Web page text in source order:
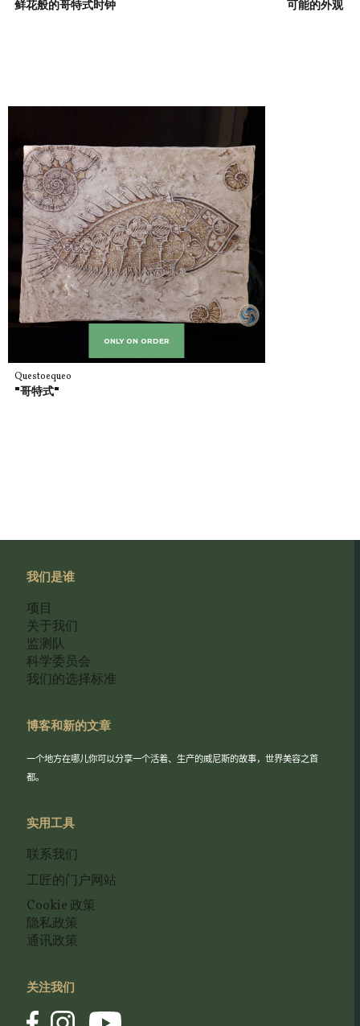
鲜花般的哥特式时钟 可能的外观
ONLY ON ORDER
Questoequeo
"哥特式"
我们是谁
项目
关于我们
监测队
科学委员会
我们的选择标准
博客和新的文章
一个地方在哪儿你可以分享一个活着、生产的威尼斯的故事，世界美容之首
都。
实用工具
联系我们
工匠的门户网站
Cookie 政策
隐私政策
通讯政策
关注我们